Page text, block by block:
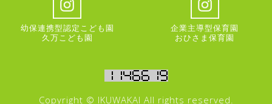
幼保連携型認定こども園
久万こども園
企業主導型保育園
おひさま保育園
Copyright © IKUWAKAI All rights reserved.